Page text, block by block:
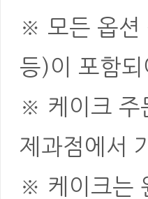
※ 모든 옵션
등)이 포함되
※ 케이크 주
제과점에서
※ 케이크는